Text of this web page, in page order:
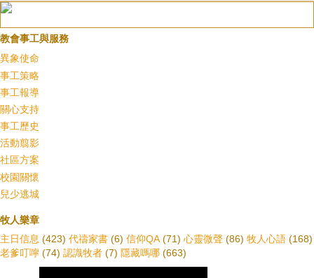
教會事工與服務
異象使命
事工策略
事工報導
關心支持
事工歷史
活動翦影
社區方案
校園關懷
兒少逃城
牧人樂章
主日信息 (423) 代禱家書 (6) 信仰QA (71) 心靈微聲 (86) 牧人心語 (168)
老爹叮嚀 (74) 認識牧者 (7) 隱藏嗎哪 (663)